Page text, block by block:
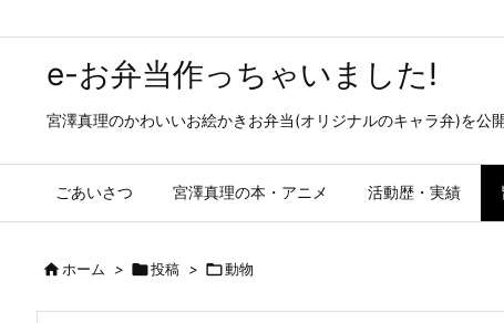
e-お弁当作っちゃいました!
宮澤真理のかわいいお絵かきお弁当(オリジナルのキャラ弁)を
ごあいさつ 宮澤真理の本・アニメ 活動歴・実績
ホーム > 投稿 > 動物